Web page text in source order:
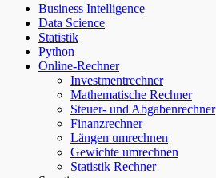
Business Intelligence
Data Science
Statistik
Python
Online-Rechner
Investmentrechner
Mathematische Rechner
Steuer- und Abgabenrechner
Finanzrechner
Längen umrechnen
Gewichte umrechnen
Statistik Rechner